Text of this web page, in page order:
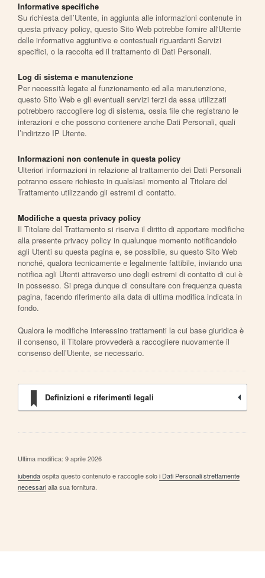
Informative specifiche
Su richiesta dell’Utente, in aggiunta alle informazioni contenute in
questa privacy policy, questo Sito Web potrebbe fornire all'Utente
delle informative aggiuntive e contestuali riguardanti Servizi
specifici, o la raccolta ed il trattamento di Dati Personali.
Log di sistema e manutenzione
Per necessità legate al funzionamento ed alla manutenzione,
questo Sito Web e gli eventuali servizi terzi da essa utilizzati
potrebbero raccogliere log di sistema, ossia file che registrano le
interazioni e che possono contenere anche Dati Personali, quali
l’indirizzo IP Utente.
Informazioni non contenute in questa policy
Ulteriori informazioni in relazione al trattamento dei Dati Personali
potranno essere richieste in qualsiasi momento al Titolare del
Trattamento utilizzando gli estremi di contatto.
Modifiche a questa privacy policy
Il Titolare del Trattamento si riserva il diritto di apportare modifiche
alla presente privacy policy in qualunque momento notificandolo
agli Utenti su questa pagina e, se possibile, su questo Sito Web
nonché, qualora tecnicamente e legalmente fattibile, inviando una
notifica agli Utenti attraverso uno degli estremi di contatto di cui è
in possesso. Si prega dunque di consultare con frequenza questa
pagina, facendo riferimento alla data di ultima modifica indicata in
fondo.
Qualora le modifiche interessino trattamenti la cui base giuridica è
il consenso, il Titolare provvederà a raccogliere nuovamente il
consenso dell’Utente, se necessario.
Definizioni e riferimenti legali
Ultima modifica: 9 aprile 2026
iubendaospita questo contenuto e raccoglie soloi Dati Personali strettamente
necessarialla sua fornitura.